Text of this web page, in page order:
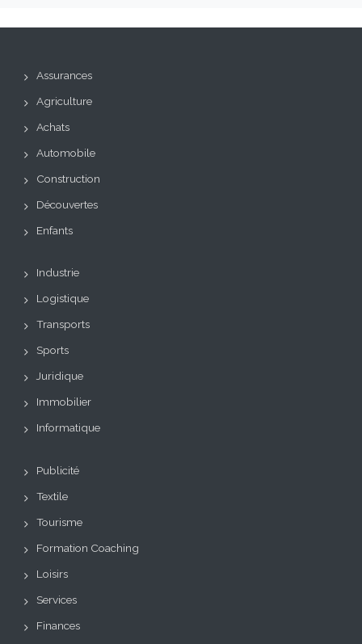
Assurances
Agriculture
Achats
Automobile
Construction
Découvertes
Enfants
Industrie
Logistique
Transports
Sports
Juridique
Immobilier
Informatique
Publicité
Textile
Tourisme
Formation Coaching
Loisirs
Services
Finances